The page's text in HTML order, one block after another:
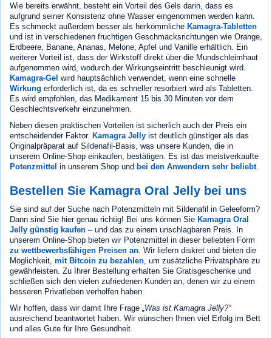
Wie bereits erwähnt, besteht ein Vorteil des Gels darin, dass es
aufgrund seiner Konsistenz ohne Wasser eingenommen werden kann.
Es schmeckt außerdem besser als herkömmliche Kamagra-Tabletten
und ist in verschiedenen fruchtigen Geschmacksrichtungen wie Orange,
Erdbeere, Banane, Ananas, Melone, Apfel und Vanille erhältlich. Ein
weiterer Vorteil ist, dass der Wirkstoff direkt über die Mundschleimhaut
aufgenommen wird, wodurch der Wirkungseintritt beschleunigt wird.
Kamagra-Gel wird hauptsächlich verwendet, wenn eine schnelle
Wirkung erforderlich ist, da es schneller resorbiert wird als Tabletten.
Es wird empfohlen, das Medikament 15 bis 30 Minuten vor dem
Geschlechtsverkehr einzunehmen.
Neben diesen praktischen Vorteilen ist sicherlich auch der Preis ein
entscheidender Faktor. Kamagra Jelly ist deutlich günstiger als das
Originalpräparat auf Sildenafil-Basis, was unsere Kunden, die in
unserem Online-Shop einkaufen, bestätigen. Es ist das meistverkaufte
Potenzmittel in unserem Shop und bei den Anwendern sehr beliebt.
Bestellen Sie Kamagra Oral Jelly bei uns
Sie sind auf der Suche nach Potenzmitteln mit Sildenafil in Geleeform?
Dann sind Sie hier genau richtig! Bei uns können Sie Kamagra Oral
Jelly günstig kaufen – und das zu einem unschlagbaren Preis. In
unserem Online-Shop bieten wir Potenzmittel in dieser beliebten Form
zu wettbewerbsfähigen Preisen an . Wir liefern diskret und bieten die
Möglichkeit, mit Bitcoin zu bezahlen , um zusätzliche Privatsphäre zu
gewährleisten. Zu Ihrer Bestellung erhalten Sie Gratisgeschenke und
schließen sich den vielen zufriedenen Kunden an, denen wir zu einem
besseren Privatleben verholfen haben.
Wir hoffen, dass wir damit Ihre Frage „Was ist Kamagra Jelly?“
ausreichend beantwortet haben. Wir wünschen Ihnen viel Erfolg im Bett
und alles Gute für Ihre Gesundheit.